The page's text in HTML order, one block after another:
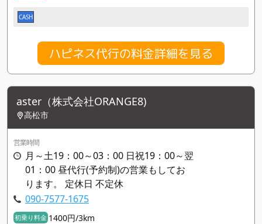
CASH
ハピネス代行の料金詳細を見る
aster（株式会社ORANGE8)
高松市
営業時間
月～土19：00～03：00 日祝19：00～翌
01：00 昼代行(予約制)の営業もしてお
ります。 定休日 不定休
090-7577-1675
初乗り料金 1400円/3km